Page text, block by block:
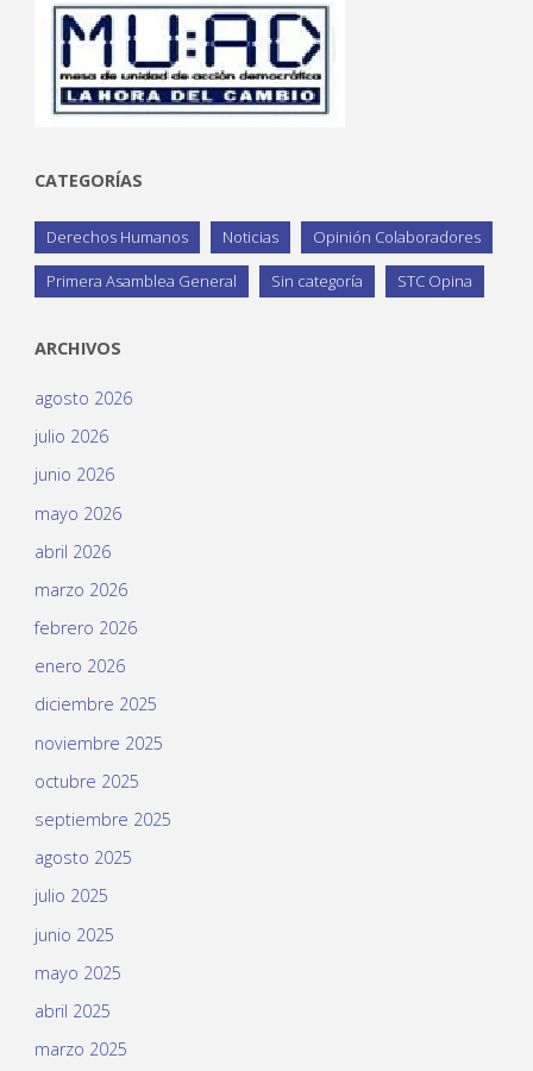
CATEGORÍAS
Derechos Humanos Noticias Opinión Colaboradores
Primera Asamblea General Sin categoría STC Opina
ARCHIVOS
agosto 2026
julio 2026
junio 2026
mayo 2026
abril 2026
marzo 2026
febrero 2026
enero 2026
diciembre 2025
noviembre 2025
octubre 2025
septiembre 2025
agosto 2025
julio 2025
junio 2025
mayo 2025
abril 2025
marzo 2025